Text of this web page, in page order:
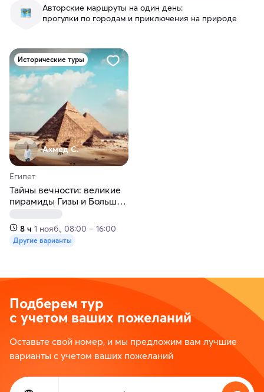
Авторские маршруты на один день:
прогулки по городам и приключения на природе
Исторические туры
Ахмед С.
Египет
Тайны вечности: великие
пирамиды Гизы и Большой
8 ч 1 нояб., 08:00 – 16:00
Другие варианты
Подберем тур
с учетом ваших пожеланий
Оставьте свой номер, и мы предложим вам лучшие
варианты с учетом ваших пожеланий